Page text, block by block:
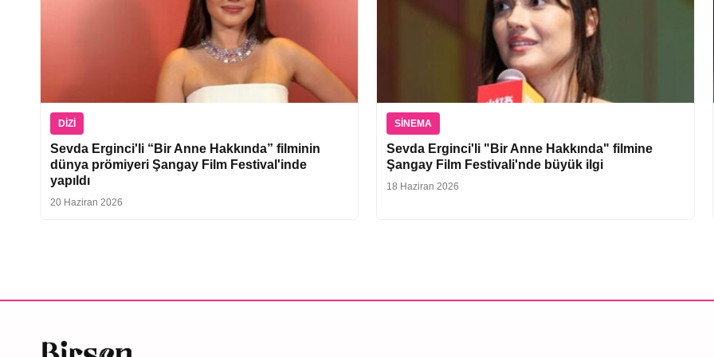
DIZI
Sevda Erginci'li “Bir Anne Hakkında” filminin
dünya prömiyeri Şangay Film Festival'inde
yapıldı
20 Haziran 2026
SINEMA
Sevda Erginci'li "Bir Anne Hakkında" filmine
Şangay Film Festivali'nde büyük ilgi
18 Haziran 2026